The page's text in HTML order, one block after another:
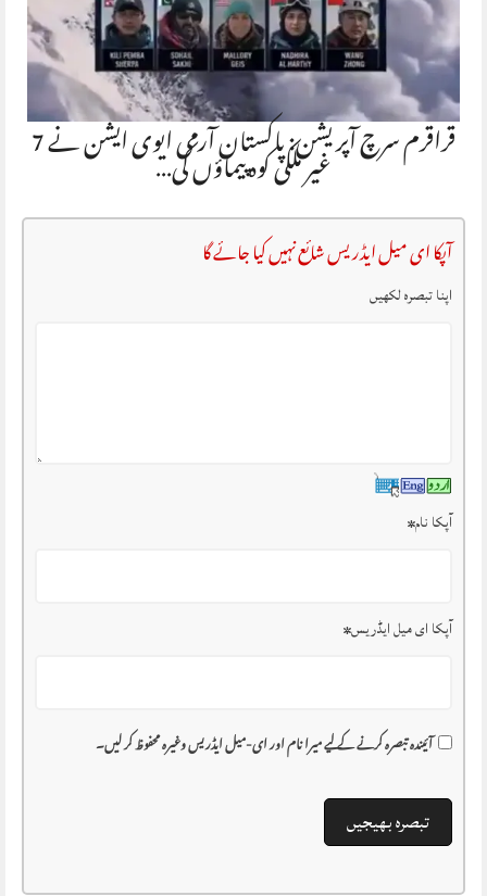
قراقرم سرچ آپریشن: پاکستان آرمی ایوی ایشن نے 7 غیر ملکی کوہ پیماؤں کی…
آپکا ای میل ایڈریس شائع نہیں کیا جائے گا
اپنا تبصرہ لکھیں
آپکا نام*
آپکا ای میل ایڈریس*
آئیندہ تبصرہ کرنے کے لیے میرا نام اور ای-میل ایڈریس وغیرہ محفوظ کر لیں۔